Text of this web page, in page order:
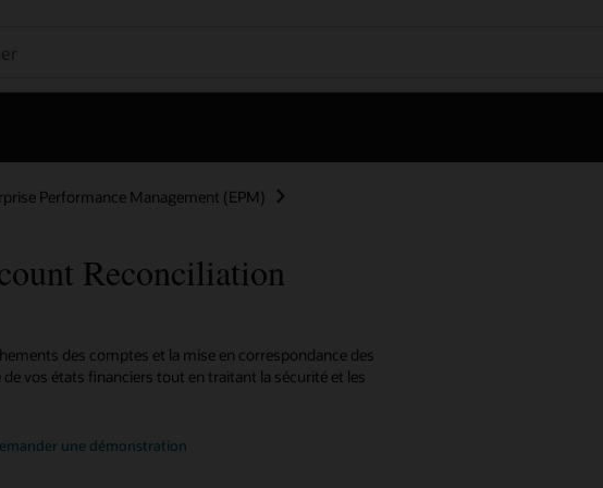
Performance Management (EPM)
Reconciliation
des comptes et la mise en correspondance des
vos états financiers tout en traitant la sécurité et les
une démonstration